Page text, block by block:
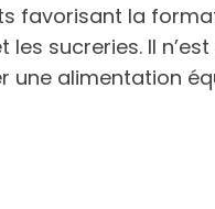
favorisant la
sucreries. Il
une alimentation